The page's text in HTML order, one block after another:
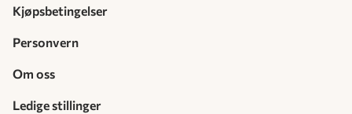
Kjøpsbetingelser
Personvern
Om oss
Ledige stillinger